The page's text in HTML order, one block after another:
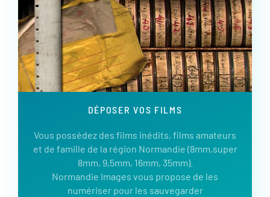
DÉPOSER VOS FILMS
Vous possédez des films inédits, films amateurs
et de famille de la région Normandie (8mm,super
8mm, 9,5mm, 16mm, 35mm).
Normandie Images vous propose de les
numériser pour les sauvegarder